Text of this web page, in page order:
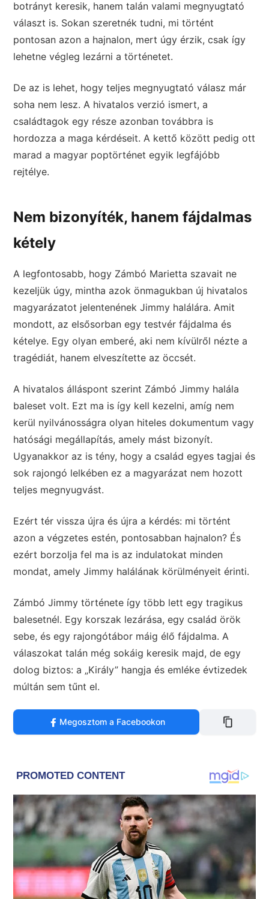
botrányt keresik, hanem talán valami megnyugtató
választ is. Sokan szeretnék tudni, mi történt
pontosan azon a hajnalon, mert úgy érzik, csak így
lehetne végleg lezárni a történetet.
De az is lehet, hogy teljes megnyugtató válasz már
soha nem lesz. A hivatalos verzió ismert, a
családtagok egy része azonban továbbra is
hordozza a maga kérdéseit. A kettő között pedig ott
marad a magyar poptörténet egyik legfájóbb
rejtélye.
Nem bizonyíték, hanem fájdalmas
kétely
A legfontosabb, hogy Zámbó Marietta szavait ne
kezeljük úgy, mintha azok önmagukban új hivatalos
magyarázatot jelentenének Jimmy halálára. Amit
mondott, az elsősorban egy testvér fájdalma és
kételye. Egy olyan emberé, aki nem kívülről nézte a
tragédiát, hanem elveszítette az öccsét.
A hivatalos álláspont szerint Zámbó Jimmy halála
baleset volt. Ezt ma is így kell kezelni, amíg nem
kerül nyilvánosságra olyan hiteles dokumentum vagy
hatósági megállapítás, amely mást bizonyít.
Ugyanakkor az is tény, hogy a család egyes tagjai és
sok rajongó lelkében ez a magyarázat nem hozott
teljes megnyugvást.
Ezért tér vissza újra és újra a kérdés: mi történt
azon a végzetes estén, pontosabban hajnalon? És
ezért borzolja fel ma is az indulatokat minden
mondat, amely Jimmy halálának körülményeit érinti.
Zámbó Jimmy története így több lett egy tragikus
balesetnél. Egy korszak lezárása, egy család örök
sebe, és egy rajongótábor máig élő fájdalma. A
válaszokat talán még sokáig keresik majd, de egy
dolog biztos: a „Király” hangja és emléke évtizedek
múltán sem tűnt el.
Megosztom a Facebookon